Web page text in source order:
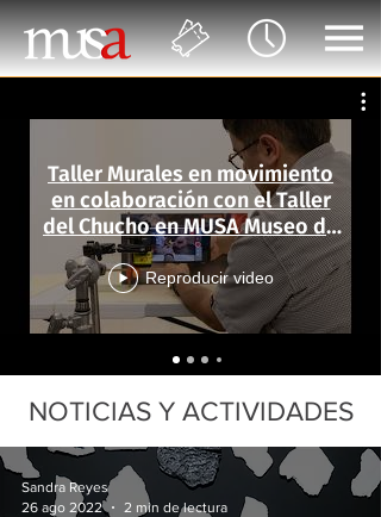
Taller Murales en movimiento
en colaboración con el Taller
del Chucho en MUSA Museo de
las Artes
Reproducir video
NOTICIAS Y ACTIVIDADES
Sandra Reyes
26 ago 2022
2 min de lectura